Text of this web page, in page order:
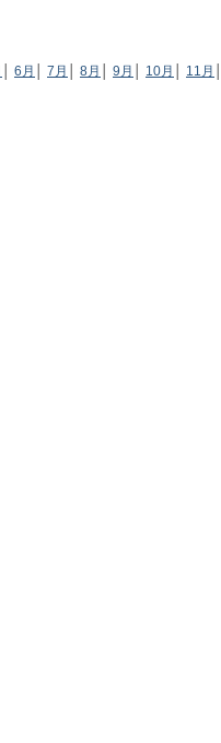
6月 7月 8月 9月 10月 11月